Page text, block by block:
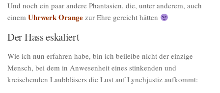
Und noch ein paar andere Phantasien, die, unter anderem, auch
einem Uhrwerk Orange zur Ehre gereicht hätten
Der Hass eskaliert
Wie ich nun erfahren habe, bin ich beileibe nicht der einzige
Mensch, bei dem in Anwesenheit eines stinkenden und
kreischenden Laubbläsers die Lust auf Lynchjustiz aufkommt: